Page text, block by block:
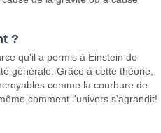
?
qu'il a permis à Einstein de
générale. Grâce à cette théorie,
comme la courbure de
comment l'univers s'agrandit!